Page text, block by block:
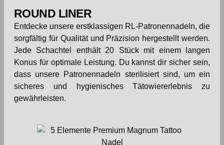
ROUND LINER
Entdecke unsere erstklassigen RL-Patronennadeln, die
sorgfältig für Qualität und Präzision hergestellt werden.
Jede Schachtel enthält 20 Stück mit einem langen
Konus für optimale Leistung. Du kannst dir sicher sein,
dass unsere Patronennadeln sterilisiert sind, um ein
sicheres und hygienisches Tätowiererlebnis zu
gewährleisten.